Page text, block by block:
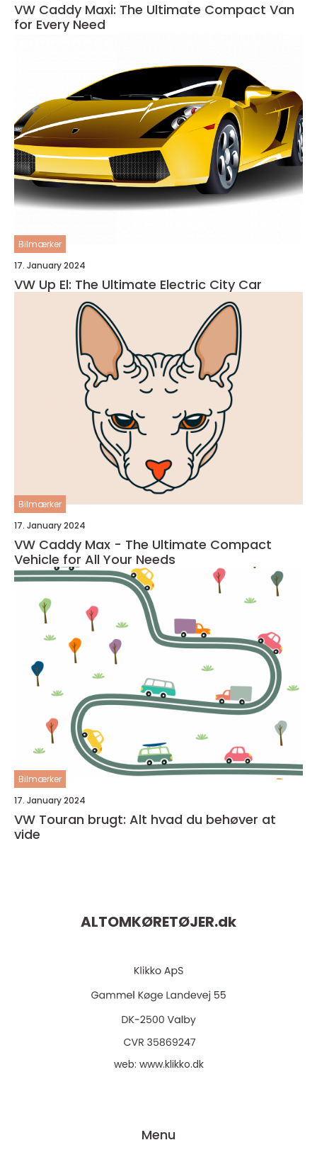
VW Caddy Maxi: The Ultimate Compact Van
for Every Need
Bilmærker
17. January 2024
VW Up El: The Ultimate Electric City Car
Bilmærker
17. January 2024
VW Caddy Max - The Ultimate Compact
Vehicle for All Your Needs
Bilmærker
17. January 2024
VW Touran brugt: Alt hvad du behøver at
vide
ALTOMKØRETØJER.dk
web: www.klikko.dk
Menu